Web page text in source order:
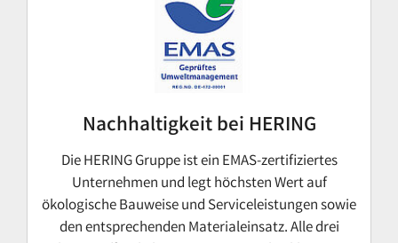
Nachhaltigkeit bei HERING
Die HERING Gruppe ist ein EMAS-zertifiziertes
Unternehmen und legt höchsten Wert auf
ökologische Bauweise und Serviceleistungen sowie
den entsprechenden Materialeinsatz. Alle drei